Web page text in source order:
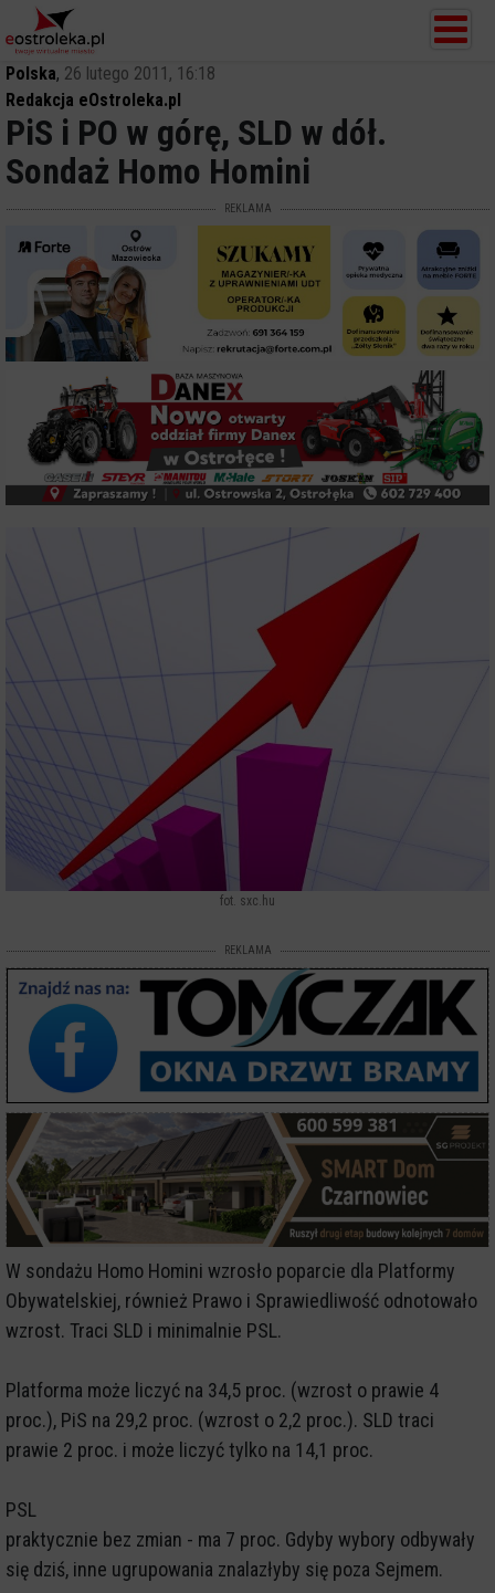
Polska, 26 lutego 2011, 16:18
Redakcja eOstroleka.pl
PiS i PO w górę, SLD w dół.
Sondaż Homo Homini
REKLAMA
fot. sxc.hu
REKLAMA
W sondażu Homo Homini wzrosło poparcie dla Platformy
Obywatelskiej, również Prawo i Sprawiedliwość odnotowało
wzrost. Traci SLD i minimalnie PSL.
Platforma może liczyć na 34,5 proc. (wzrost o prawie 4
proc.), PiS na 29,2 proc. (wzrost o 2,2 proc.). SLD traci
prawie 2 proc. i może liczyć tylko na 14,1 proc.
PSL
praktycznie bez zmian - ma 7 proc. Gdyby wybory odbywały
się dziś, inne ugrupowania znalazłyby się poza Sejmem.